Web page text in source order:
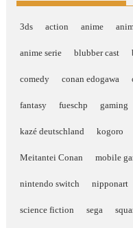
3ds action anime
anime serie blubber cast
comedy conan edogawa
fantasy fueschp gaming
kazé deutschland kogoro
Meitantei Conan mobile
nintendo switch nipponart
science fiction sega